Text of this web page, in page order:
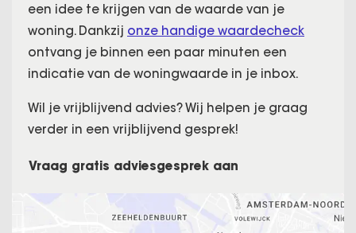
een idee te krijgen van de waarde van je
woning. Dankzij onze handige waardecheck
ontvang je binnen een paar minuten een
indicatie van de woningwaarde in je inbox.
Wil je vrijblijvend advies? Wij helpen je graag
verder in een vrijblijvend gesprek!
Vraag gratis adviesgesprek aan